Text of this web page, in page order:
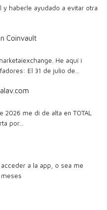
y haberle ayudado a evitar otra
Coinvault
He aquí i
El 31 de julio de…
me di de alta en TOTAL
por…
a la app, o sea me